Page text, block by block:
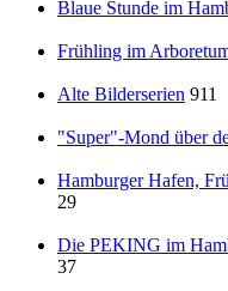
Blaue Stunde im
Frühling im
Alte Bilderserien 911
"Super"-Mond über
Hamburger Hafen,
29
Die PEKING im
37